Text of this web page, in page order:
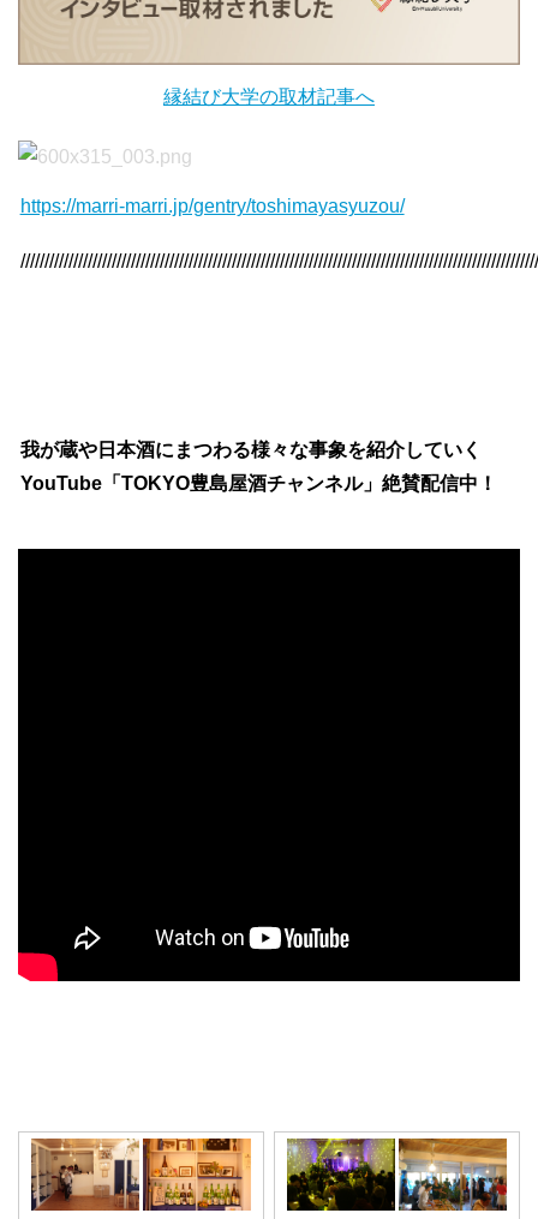
縁結び大学の取材記事へ
https://marri-marri.jp/gentry/toshimayasyuzou/
我が蔵や日本酒にまつわる様々な事象を紹介していく
YouTube「TOKYO豊島屋酒チャンネル」絶賛配信中！